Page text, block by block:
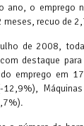
ano, o emprego
recuo de
de 2008,
destaque
emprego em